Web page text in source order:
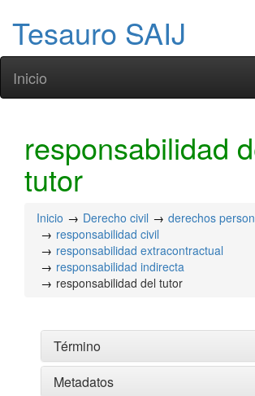
Tesauro SAIJ
Inicio
responsabilidad
tutor
Inicio Derecho civil
derechos
responsabilidad civil
responsabilidad extracontractual
responsabilidad indirecta
responsabilidad del tutor
Término
Metadatos